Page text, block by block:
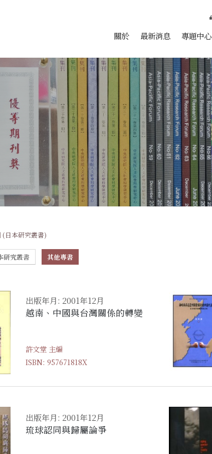
研究中心 跳至中央區塊/Main Content
關於 最新消息 專題中心
(日本研究叢書)
研究叢書 其他專書
出版年月: 2001年12月
越南、中國與台灣關係的轉變
許文堂 主編
ISBN: 957671818X
出版年月: 2001年12月
琉球認同與歸屬論爭